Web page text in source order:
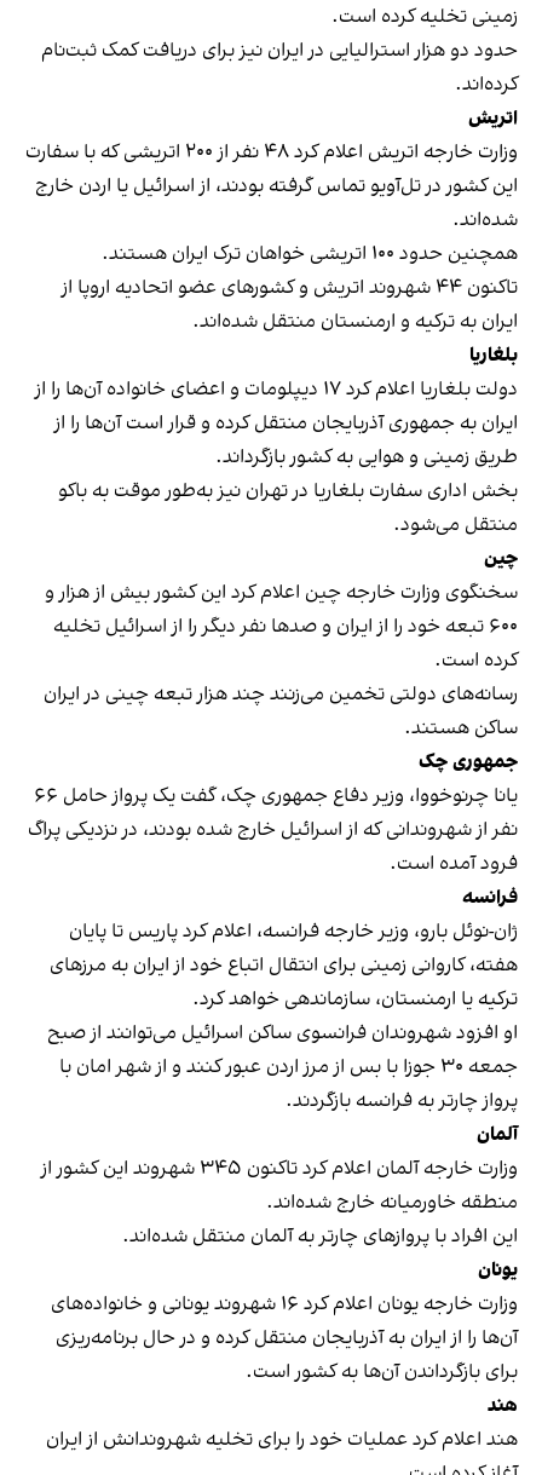
زمینی تخلیه کرده است.
حدود دو هزار استرالیایی در ایران نیز برای دریافت کمک ثبت‌نام
کرده‌اند.
اتریش
وزارت خارجه اتریش اعلام کرد ۴۸ نفر از ۲۰۰ اتریشی که با سفارت
این کشور در تل‌آویو تماس گرفته بودند، از اسرائیل یا اردن خارج
شده‌اند.
همچنین حدود ۱۰۰ اتریشی خواهان ترک ایران هستند.
تاکنون ۴۴ شهروند اتریش و کشورهای عضو اتحادیه اروپا از
ایران به ترکیه و ارمنستان منتقل شده‌اند.
بلغاریا
دولت بلغاریا اعلام کرد ۱۷ دیپلومات و اعضای خانواده آن‌ها را از
ایران به جمهوری آذربایجان منتقل کرده و قرار است آن‌ها را از
طریق زمینی و هوایی به کشور بازگرداند.
بخش اداری سفارت بلغاریا در تهران نیز به‌طور موقت به باکو
منتقل می‌شود.
چین
سخنگوی وزارت خارجه چین اعلام کرد این کشور بیش از هزار و
۶۰۰ تبعه‌ خود را از ایران و صدها نفر دیگر را از اسرائیل تخلیه
کرده است.
رسانه‌های دولتی تخمین می‌زنند چند هزار تبعه چینی در ایران
ساکن هستند.
جمهوری چک
یانا چرنوخووا، وزیر دفاع جمهوری چک، گفت یک پرواز حامل ۶۶
نفر از شهروندانی که از اسرائیل خارج شده بودند، در نزدیکی پراگ
فرود آمده است.
فرانسه
ژان-نوئل بارو، وزیر خارجه فرانسه، اعلام کرد پاریس تا پایان
هفته، کاروانی زمینی برای انتقال اتباع خود از ایران به مرزهای
ترکیه یا ارمنستان، سازماندهی خواهد کرد.
او افزود شهروندان فرانسوی ساکن اسرائیل می‌توانند از صبح
جمعه ۳۰ جوزا با بس از مرز اردن عبور کنند و از شهر امان با
پرواز چارتر به فرانسه بازگردند.
آلمان
وزارت خارجه آلمان اعلام کرد تاکنون ۳۴۵ شهروند این کشور از
منطقه خاورمیانه خارج شده‌اند.
این افراد با پروازهای چارتر به آلمان منتقل شده‌اند.
یونان
وزارت خارجه یونان اعلام کرد ۱۶ شهروند یونانی و خانواده‌های
آن‌ها را از ایران به آذربایجان منتقل کرده و در حال برنامه‌ریزی
برای بازگرداندن آن‌ها به کشور است.
هند
هند اعلام کرد عملیات خود را برای تخلیه شهروندانش از ایران